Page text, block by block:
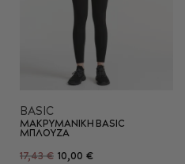
BASIC
ΜΑΚΡΥΜΑΝΙΚΗ BASIC
ΜΠΛΟΥΖΑ
17,43 € 10,00 €